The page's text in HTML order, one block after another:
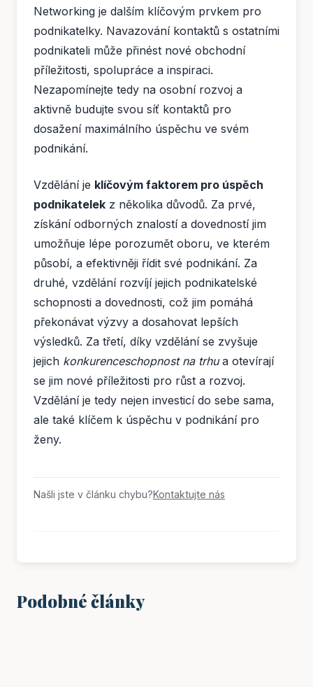
Networking je dalším klíčovým prvkem pro
podnikatelky. Navazování kontaktů s ostatními
podnikateli může přinést nové obchodní
příležitosti, spolupráce a inspiraci.
Nezapomínejte tedy na osobní rozvoj a
aktivně budujte svou síť kontaktů pro
dosažení maximálního úspěchu ve svém
podnikání.
Vzdělání je klíčovým faktorem pro úspěch
podnikatelek z několika důvodů. Za prvé,
získání odborných znalostí a dovedností jim
umožňuje lépe porozumět oboru, ve kterém
působí, a efektivněji řídit své podnikání. Za
druhé, vzdělání rozvíjí jejich podnikatelské
schopnosti a dovednosti, což jim pomáhá
překonávat výzvy a dosahovat lepších
výsledků. Za třetí, díky vzdělání se zvyšuje
jejich konkurenceschopnost na trhua otevírají
se jim nové příležitosti pro růst a rozvoj.
Vzdělání je tedy nejen investicí do sebe sama,
ale také klíčem k úspěchu v podnikání pro
ženy.
Našli jste v článku chybu?Kontaktujte nás
Podobné články